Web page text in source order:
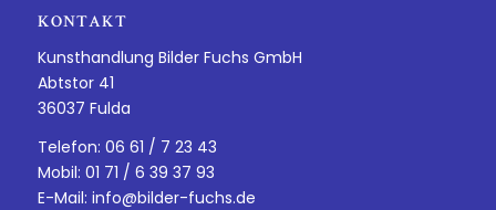
KONTAKT
Kunsthandlung Bilder Fuchs GmbH
Abtstor 41
36037 Fulda
Telefon: 06 61 / 7 23 43
Mobil: 01 71 / 6 39 37 93
E-Mail: info@bilder-fuchs.de